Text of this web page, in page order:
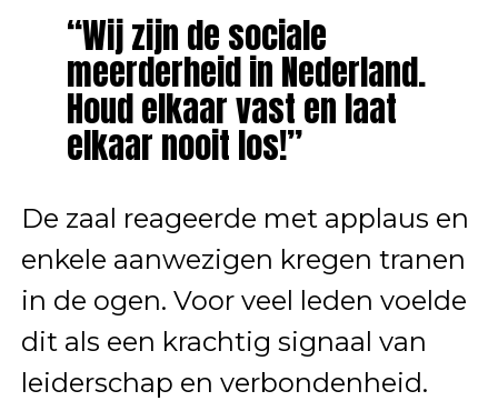
“Wij zijn de sociale
meerderheid in Nederland.
Houd elkaar vast en laat
elkaar nooit los!”
De zaal reageerde met applaus en
enkele aanwezigen kregen tranen
in de ogen. Voor veel leden voelde
dit als een krachtig signaal van
leiderschap en verbondenheid.